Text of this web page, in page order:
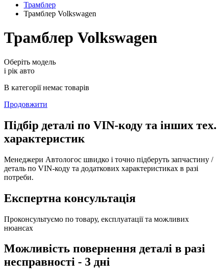
Трамблер
Трамблер Volkswagen
Трамблер Volkswagen
Оберіть модель
і рік авто
В категорії немає товарів
Продовжити
Підбір деталі по VIN-коду та інших тех.
характеристик
Менеджери Автологос швидко і точно підберуть запчастину /
деталь по VIN-коду та додаткових характеристиках в разі
потреби.
Експертна консультація
Проконсультуємо по товару, експлуатації та можливих
нюансах
Можливість повернення деталі в разі
несправності - 3 дні